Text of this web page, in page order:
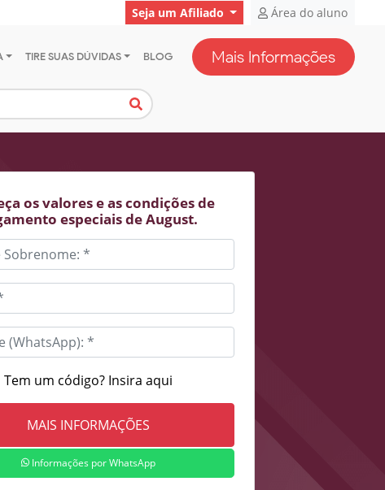
Seja um Afiliado Área do aluno
TIRE SUAS DÚVIDAS BLOG Mais Informações
os valores e as condições de
especiais de August.
Tem um código? Insira aqui
Informações por WhatsApp